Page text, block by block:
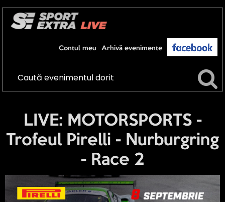
Arhivă evenimente
Contul meu
LIVE: MOTORSPORTS -
Trofeul Pirelli - Nurburgring
- Race 2